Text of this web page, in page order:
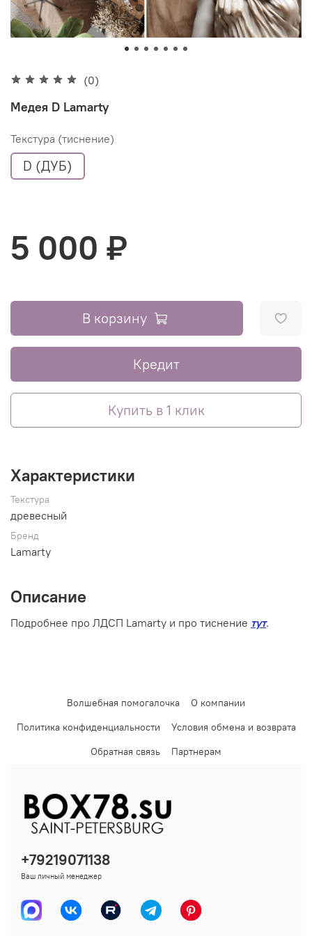
(0)
Медея D Lamarty
Текстура (тиснение)
D (ДУБ)
5 000 ₽
В корзину
Кредит
Купить в 1 клик
Характеристики
Текстура
древесный
Бренд
Lamarty
Описание
Подробнее про ЛДСП Lamarty и про тиснение тут.
Волшебная помогалочка
О компании
Политика конфиденциальности
Условия обмена и возврата
Обратная связь
Партнерам
+79219071138
Ваш личный менеджер